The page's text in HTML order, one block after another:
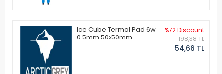
Ice Cube Termal Pad 6w
0.5mm 50x50mm
%72 Discount
198,38 TL
54,66 TL